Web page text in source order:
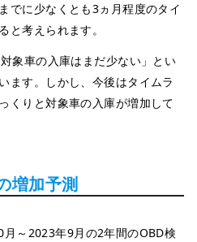
でに少なくとも3ヵ月程度のタイ
と考えられます。
象車の入庫はまだ少ない」とい
ます。しかし、今後はタイムラ
くりと対象車の入庫が増加して
増加予測
～2023年9月の2年間のOBD検